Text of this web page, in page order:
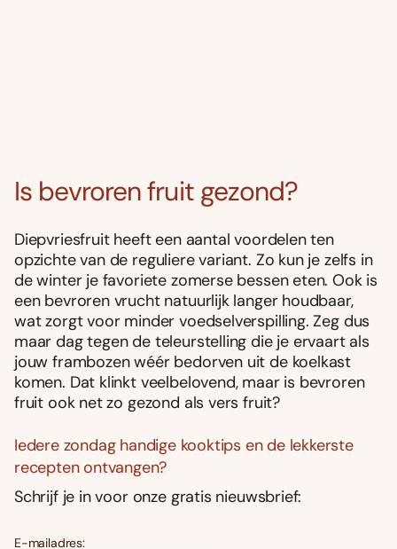
Is bevroren fruit gezond?
Diepvriesfruit heeft een aantal voordelen ten
opzichte van de reguliere variant. Zo kun je zelfs in
de winter je favoriete zomerse bessen eten. Ook is
een bevroren vrucht natuurlijk langer houdbaar,
wat zorgt voor minder voedselverspilling. Zeg dus
maar dag tegen de teleurstelling die je ervaart als
jouw frambozen wéér bedorven uit de koelkast
komen. Dat klinkt veelbelovend, maar is bevroren
fruit ook net zo gezond als vers fruit?
Iedere zondag handige kooktips en de lekkerste
recepten ontvangen?
Schrijf je in voor onze gratis nieuwsbrief:
E-mailadres: